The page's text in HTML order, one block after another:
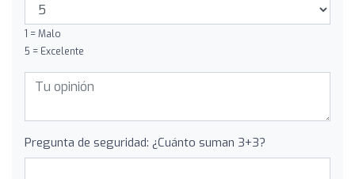
1 = Malo
5 = Excelente
Pregunta de seguridad: ¿Cuánto suman 3+3?